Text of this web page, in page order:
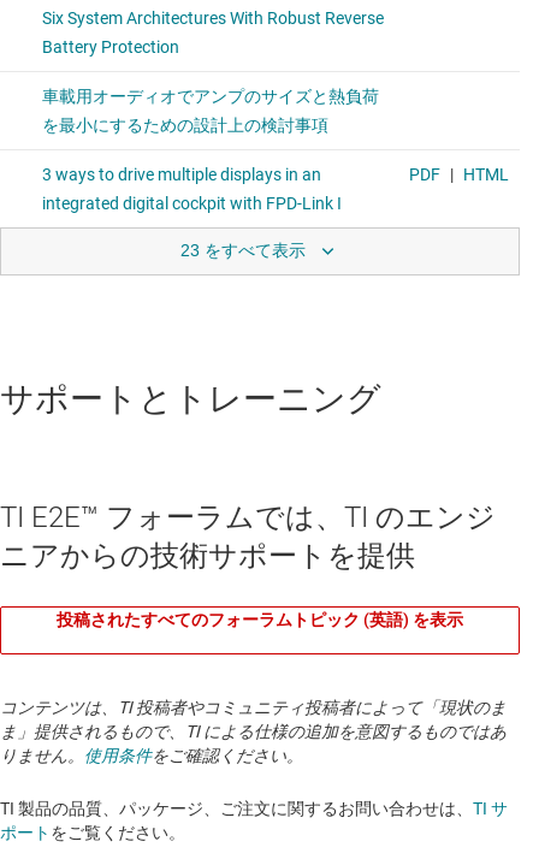
23 をすべて表示
サポートとトレーニング
TI E2E™ フォーラムでは、TI のエンジ
ニアからの技術サポートを提供
投稿されたすべてのフォーラムトピック (英語) を表示
コンテンツは、TI 投稿者やコミュニティ投稿者によって「現状のま
ま」提供されるもので、TI による仕様の追加を意図するものではあ
りません。 使用条件をご確認ください。
TI 製品の品質、パッケージ、ご注文に関するお問い合わせは、 TI サ
ポート をご覧ください。